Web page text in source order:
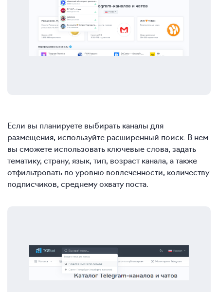
Если вы планируете выбирать каналы для
размещения, используйте расширенный поиск. В нем
вы сможете использовать ключевые слова, задать
тематику, страну, язык, тип, возраст канала, а также
отфильтровать по уровню вовлеченности, количеству
подписчиков, среднему охвату поста.